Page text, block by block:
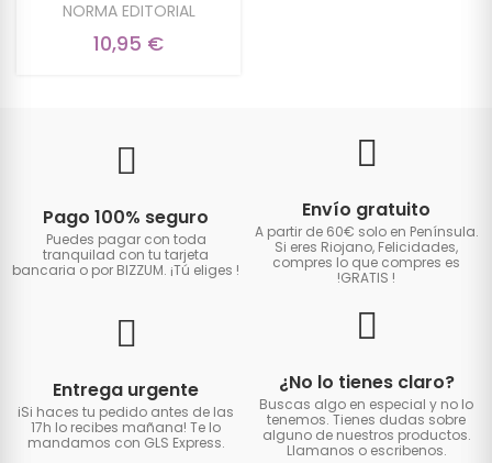
NORMA EDITORIAL
10,95 €
Pago 100% seguro
Puedes pagar con toda
tranquilad con tu tarjeta
bancaria o por BIZZUM. ¡Tú eliges !
Envío gratuito
A partir de 60€ solo en Península.
Si eres Riojano, Felicidades,
compres lo que compres es
!GRATIS !
Entrega urgente
iSi haces tu pedido antes de las
17h lo recibes mañana! Te lo
mandamos con GLS Express.
¿No lo tienes claro?
Buscas algo en especial y no lo
tenemos. Tienes dudas sobre
alguno de nuestros productos.
Llamanos o escribenos.